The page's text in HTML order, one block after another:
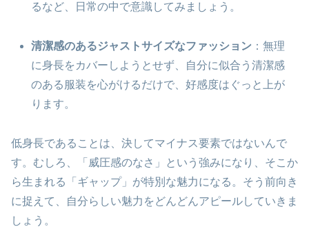
るなど、日常の中で意識してみましょう。
清潔感のあるジャストサイズなファッション ：無理
に身長をカバーしようとせず、自分に似合う清潔感
のある服装を心がけるだけで、好感度はぐっと上が
ります。
低身長であることは、決してマイナス要素ではないんで
す。むしろ、「威圧感のなさ」という強みになり、そこか
ら生まれる「ギャップ」が特別な魅力になる。そう前向き
に捉えて、自分らしい魅力をどんどんアピールしていきま
しょう。